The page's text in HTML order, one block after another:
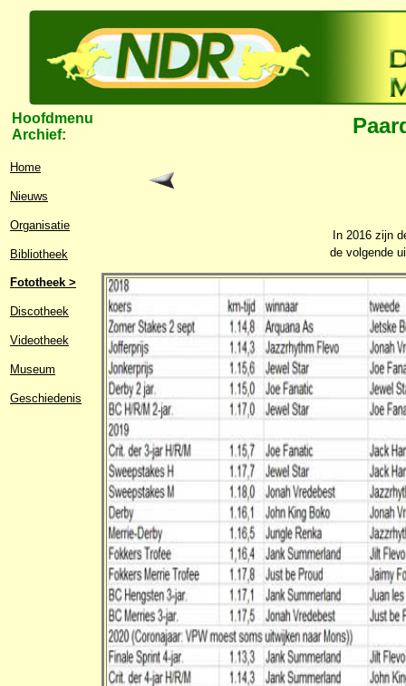
Hoofdmenu
Archief:
Home
Nieuws
Organisatie
Bibliotheek
Fototheek >
Discotheek
Videotheek
Museum
Geschiedenis
In 2016 zijn
de volgende